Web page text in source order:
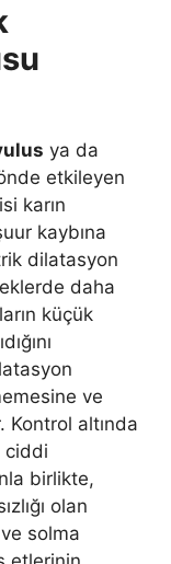
ya da
etkileyen
karın
kaybına
dilatasyon
daha
küçük
ve
Kontrol altında
ciddi
birlikte,
olan
solma